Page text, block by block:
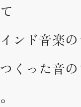
ンド音楽
くった音